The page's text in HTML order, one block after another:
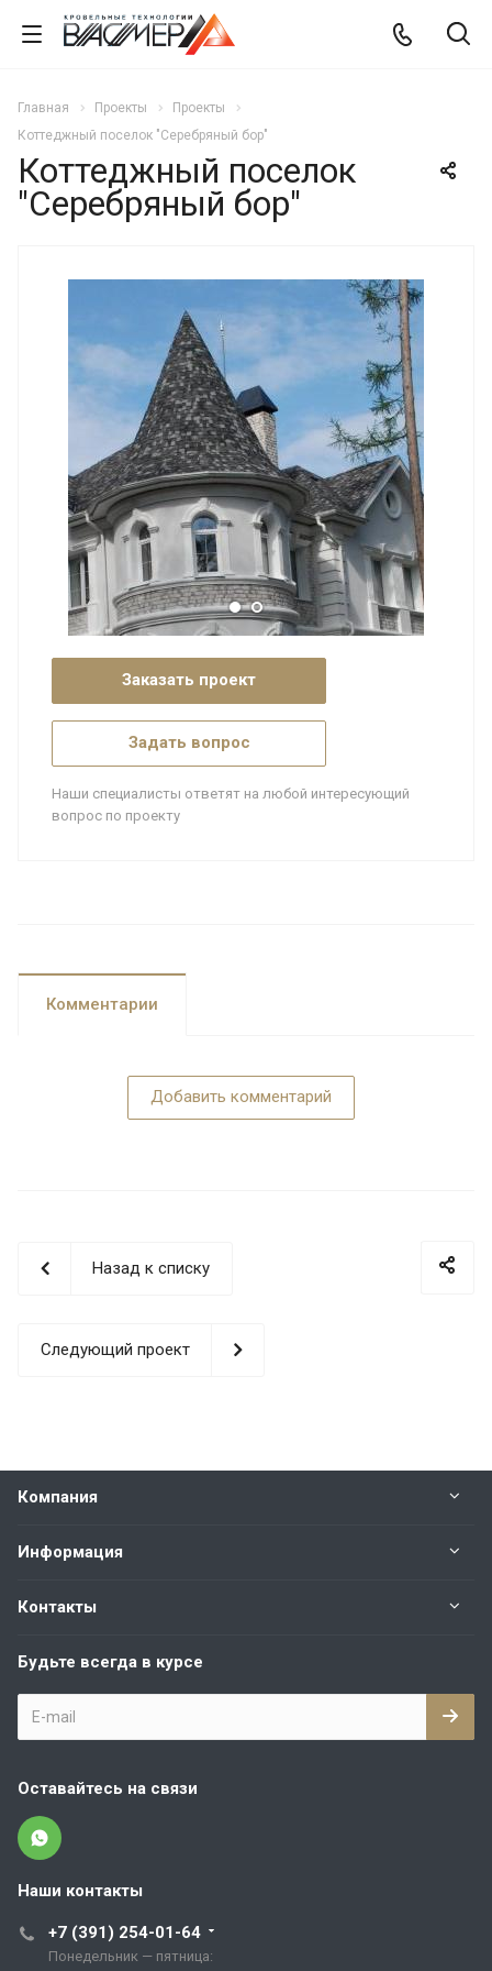
Главная Проекты
Проекты
Коттеджный поселок "Серебряный бор"
Коттеджный поселок
"Серебряный бор"
Заказать проект
Задать вопрос
Наши специалисты ответят на любой интересующий
вопрос по проекту
Комментарии
Добавить комментарий
Назад к списку
Следующий проект
Компания
Информация
Контакты
Будьте всегда в курсе
Оставайтесь на связи
Наши контакты
+7 (391) 254-01-64
Понедельник — пятница: